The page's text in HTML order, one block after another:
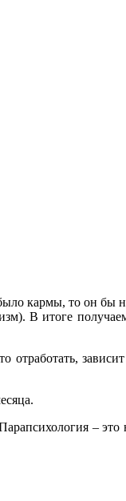
кармы, то он бы
В итоге
отработать,
– это